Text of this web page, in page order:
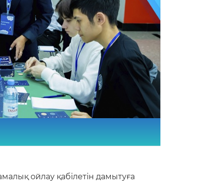
ойлау қабілетін дамытуға